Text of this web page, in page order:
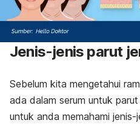
Jenis-jenis parut
Sebelum kita mengetahui
ada dalam serum untuk
untuk anda memahami